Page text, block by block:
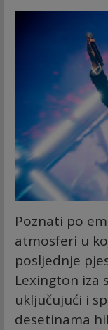
Poznati po
atmosferi u
posljednje
Lexington iza
uključujući i
desetinama